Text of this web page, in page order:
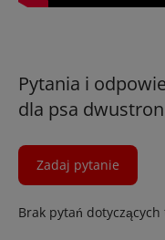
Pytania i
dla psa
Zadaj pytanie
Brak pytań